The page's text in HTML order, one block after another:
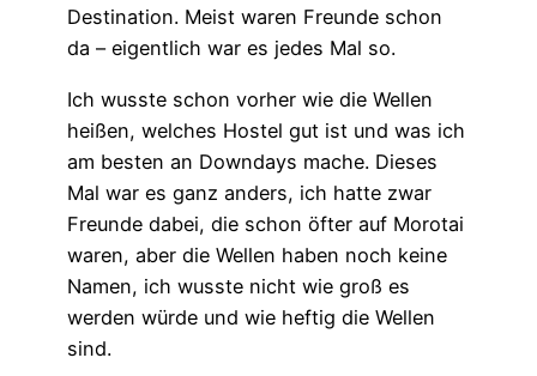
Destination. Meist waren Freunde schon
da – eigentlich war es jedes Mal so.
Ich wusste schon vorher wie die Wellen
heißen, welches Hostel gut ist und was ich
am besten an Downdays mache. Dieses
Mal war es ganz anders, ich hatte zwar
Freunde dabei, die schon öfter auf Morotai
waren, aber die Wellen haben noch keine
Namen, ich wusste nicht wie groß es
werden würde und wie heftig die Wellen
sind.